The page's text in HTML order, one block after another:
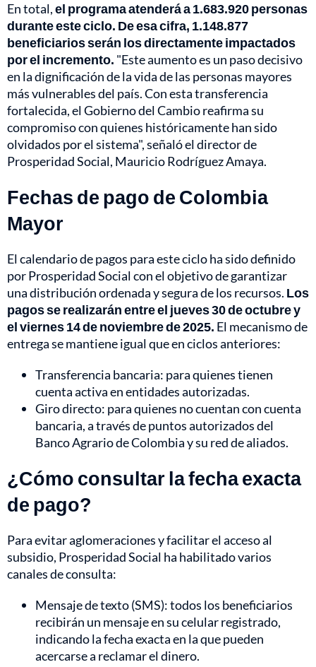
En total,el programa atenderá a 1.683.920 personas
durante este ciclo. De esa cifra, 1.148.877
beneficiarios serán los directamente impactados
por el incremento. "Este aumento es un paso decisivo
en la dignificación de la vida de las personas mayores
más vulnerables del país. Con esta transferencia
fortalecida, el Gobierno del Cambio reafirma su
compromiso con quienes históricamente han sido
olvidados por el sistema", señaló el director de
Prosperidad Social, Mauricio Rodríguez Amaya.
Fechas de pago de Colombia
Mayor
El calendario de pagos para este ciclo ha sido definido
por Prosperidad Social con el objetivo de garantizar
una distribución ordenada y segura de los recursos. Los
pagos se realizarán entre el jueves 30 de octubre y
el viernes 14 de noviembre de 2025. El mecanismo de
entrega se mantiene igual que en ciclos anteriores:
Transferencia bancaria: para quienes tienen
cuenta activa en entidades autorizadas.
Giro directo: para quienes no cuentan con cuenta
bancaria, a través de puntos autorizados del
Banco Agrario de Colombia y su red de aliados.
¿Cómo consultar la fecha exacta
de pago?
Para evitar aglomeraciones y facilitar el acceso al
subsidio, Prosperidad Social ha habilitado varios
canales de consulta:
Mensaje de texto (SMS): todos los beneficiarios
recibirán un mensaje en su celular registrado,
indicando la fecha exacta en la que pueden
acercarse a reclamar el dinero.